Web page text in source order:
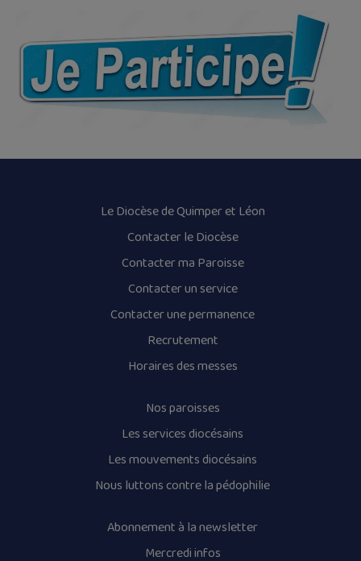
Le Diocèse de Quimper et Léon
Contacter le Diocèse
Contacter ma Paroisse
Contacter un service
Contacter une permanence
Recrutement
Horaires des messes
Nos paroisses
Les services diocésains
Les mouvements diocésains
Nous luttons contre la pédophilie
Abonnement à la newsletter
Mercredi infos